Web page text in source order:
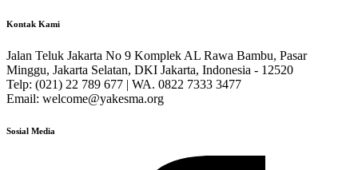
Kontak Kami
Jalan Teluk Jakarta No 9 Komplek AL Rawa Bambu, Pasar
Minggu, Jakarta Selatan, DKI Jakarta, Indonesia - 12520
Telp: (021) 22 789 677 | WA. 0822 7333 3477
Email: welcome@yakesma.org
Sosial Media